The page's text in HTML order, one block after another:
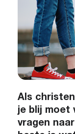
Als
je blij moet
vragen